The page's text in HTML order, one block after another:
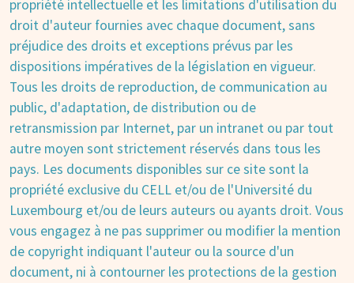
propriété intellectuelle et les limitations d'utilisation du
droit d'auteur fournies avec chaque document, sans
préjudice des droits et exceptions prévus par les
dispositions impératives de la législation en vigueur.
Tous les droits de reproduction, de communication au
public, d'adaptation, de distribution ou de
retransmission par Internet, par un intranet ou par tout
autre moyen sont strictement réservés dans tous les
pays. Les documents disponibles sur ce site sont la
propriété exclusive du CELL et/ou de l'Université du
Luxembourg et/ou de leurs auteurs ou ayants droit. Vous
vous engagez à ne pas supprimer ou modifier la mention
de copyright indiquant l'auteur ou la source d'un
document, ni à contourner les protections de la gestion